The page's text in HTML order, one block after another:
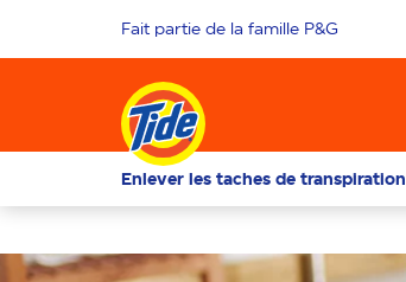
Fait partie de la famille P&G
Enlever les taches de transpiration